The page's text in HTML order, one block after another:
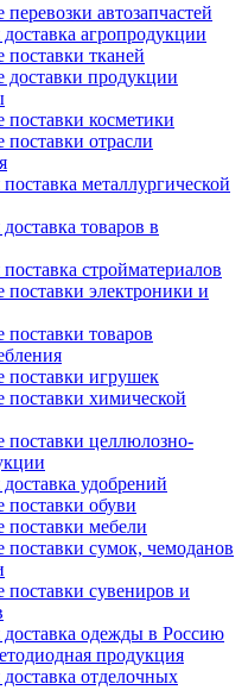
автозапчастей
агропродукции
тканей
продукции
косметики
отрасли
металлургической
товаров в
стройматериалов
электроники и
товаров
игрушек
химической
целлюлозно-
удобрений
обуви
мебели
сумок, чемоданов
сувениров и
одежды в Россию
продукция
отделочных